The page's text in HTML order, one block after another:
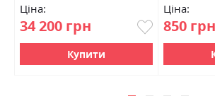
Ціна:
34 200 грн
Купити
Ціна:
850 грн